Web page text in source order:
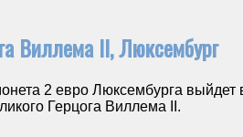
Виллема II, Люксембург
2 евро Люксембурга выйдет
Герцога Виллема II.